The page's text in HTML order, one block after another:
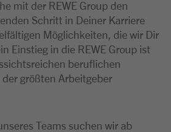
mit der REWE Group den
Schritt in Deiner Karriere
Möglichkeiten, die wir Dir
Einstieg in die REWE Group ist
beruflichen
größten Arbeitgeber
Teams suchen wir ab